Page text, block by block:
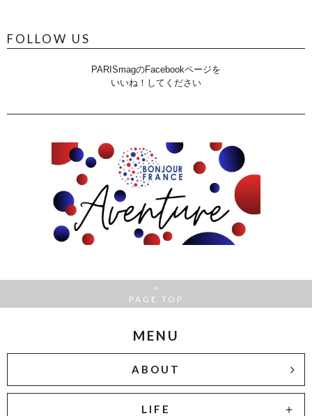
FOLLOW US
PARISmagのFacebookページを
いいね！してください
PAGE TOP
MENU
ABOUT
LIFE